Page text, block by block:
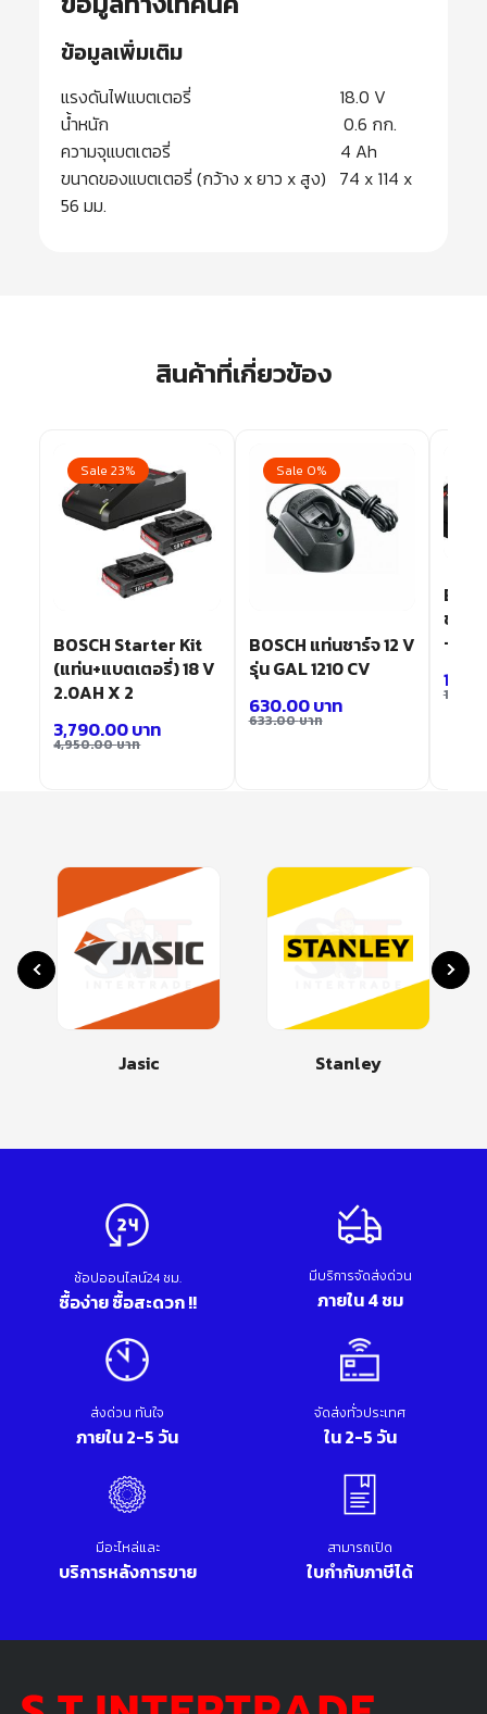
ข้อมูลเพิ่มเติม
แรงดันไฟแบตเตอรี่ 18.0 V
น้ำหนัก 0.6 กก.
ความจุแบตเตอรี่ 4 Ah
ขนาดของแบตเตอรี่ (กว้าง x ยาว x สูง) 74 x 114 x
56 มม.
สินค้าที่เกี่ยวข้อง
Sale 23%
BOSCH Starter Kit
(แท่น+แบตเตอรี่) 18 V
2.0AH X 2
4,950.00บาท
3,790.00บาท
Sale 0%
BOSCH แท่นชาร์จ 12 V
รุ่น GAL 1210 CV
633.00บาท
630.00บาท
ขนาด
– 40
Jasic Stanley
ช้อปออนไลน์24 ชม.
ซื้อง่าย ซื้อสะดวก !!
มีบริการจัดส่งด่วน
ภายใน 4 ชม
ส่งด่วน ทันใจ
ภายใน 2-5 วัน
จัดส่งทั่วประเทศ
ใน 2-5 วัน
มีอะไหล่และ
บริการหลังการขาย
สามารถเปิด
ใบกำกับภาษีได้